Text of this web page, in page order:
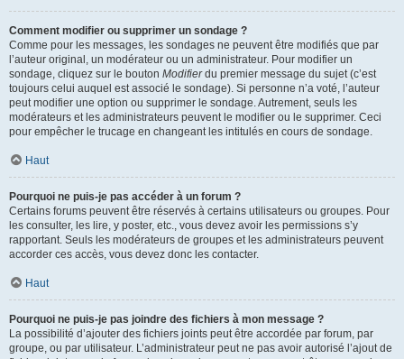
Comment modifier ou supprimer un sondage ?
Comme pour les messages, les sondages ne peuvent être modifiés que par
l’auteur original, un modérateur ou un administrateur. Pour modifier un
sondage, cliquez sur le bouton Modifierdu premier message du sujet (c’est
toujours celui auquel est associé le sondage). Si personne n’a voté, l’auteur
peut modifier une option ou supprimer le sondage. Autrement, seuls les
modérateurs et les administrateurs peuvent le modifier ou le supprimer. Ceci
pour empêcher le trucage en changeant les intitulés en cours de sondage.
Haut
Pourquoi ne puis-je pas accéder à un forum ?
Certains forums peuvent être réservés à certains utilisateurs ou groupes. Pour
les consulter, les lire, y poster, etc., vous devez avoir les permissions s’y
rapportant. Seuls les modérateurs de groupes et les administrateurs peuvent
accorder ces accès, vous devez donc les contacter.
Haut
Pourquoi ne puis-je pas joindre des fichiers à mon message ?
La possibilité d’ajouter des fichiers joints peut être accordée par forum, par
groupe, ou par utilisateur. L’administrateur peut ne pas avoir autorisé l’ajout de